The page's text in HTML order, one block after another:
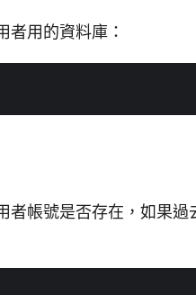
者用的資料庫：
者帳號是否存在，如果過